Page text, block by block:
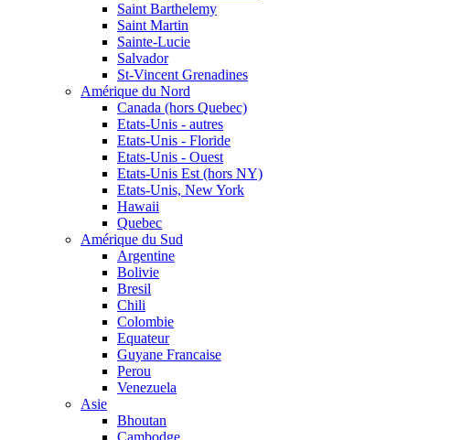
Saint Barthelemy
Saint Martin
Sainte-Lucie
Salvador
St-Vincent Grenadines
Amérique du Nord
Canada (hors Quebec)
Etats-Unis - autres
Etats-Unis - Floride
Etats-Unis - Ouest
Etats-Unis Est (hors NY)
Etats-Unis, New York
Hawaii
Quebec
Amérique du Sud
Argentine
Bolivie
Bresil
Chili
Colombie
Equateur
Guyane Francaise
Perou
Venezuela
Asie
Bhoutan
Cambodge